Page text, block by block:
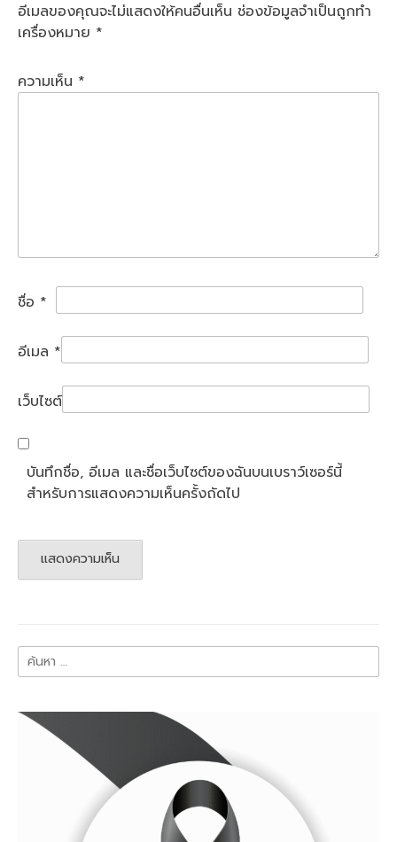
อีเมลของคุณจะไม่แสดงให้คนอื่นเห็น ช่องข้อมูลจำเป็นถูกทำ
เครื่องหมาย *
ความเห็น *
ชื่อ *
อีเมล *
เว็บไซต์
บันทึกชื่อ, อีเมล และชื่อเว็บไซต์ของฉันบนเบราว์เซอร์นี้
สำหรับการแสดงความเห็นครั้งถัดไป
ค้นหา
สำหรับ: